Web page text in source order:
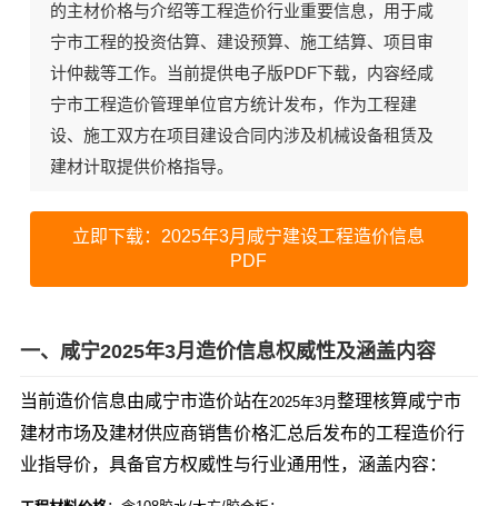
的主材价格与介绍等工程造价行业重要信息，用于咸
宁市工程的投资估算、建设预算、施工结算、项目审
计仲裁等工作。当前提供电子版PDF下载，内容经咸
宁市工程造价管理单位官方统计发布，作为工程建
设、施工双方在项目建设合同内涉及机械设备租赁及
建材计取提供价格指导。
立即下载：2025年3月咸宁建设工程造价信息
PDF
一、咸宁2025年3月造价信息权威性及涵盖内容
当前造价信息由咸宁市造价站在2025年3月 整理核算咸宁市
建材市场及建材供应商销售价格汇总后发布的工程造价行
业指导价，具备官方权威性与行业通用性，涵盖内容：